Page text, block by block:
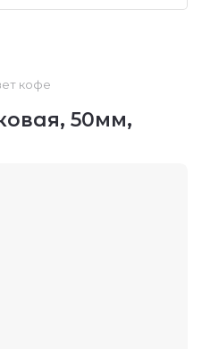
кофе
50мм,